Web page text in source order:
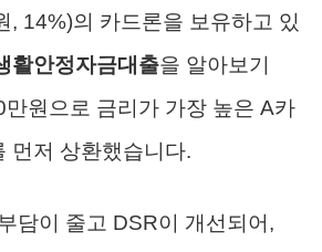
, 14%)의 카드론을 보유하고 있
활안정자금대출을 알아보기
원으로 금리가 가장 높은 A카
먼저 상환했습니다.
담이 줄고 DSR이 개선되어,